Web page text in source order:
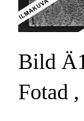
Bild
Fotad